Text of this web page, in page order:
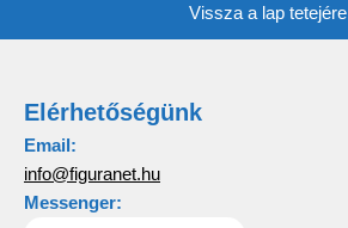
Vissza a lap tetejére
Elérhetőségünk
Email:
info@figuranet.hu
Messenger: